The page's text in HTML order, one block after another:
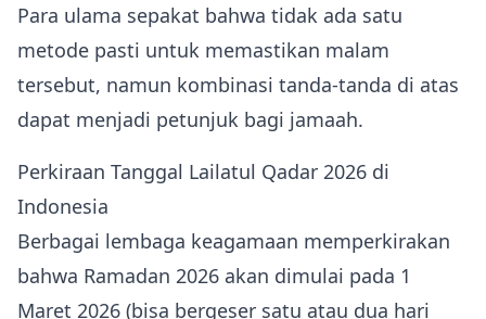
Para ulama sepakat bahwa tidak ada satu
metode pasti untuk memastikan malam
tersebut, namun kombinasi tanda‑tanda di atas
dapat menjadi petunjuk bagi jamaah.
Perkiraan Tanggal Lailatul Qadar 2026 di
Indonesia
Berbagai lembaga keagamaan memperkirakan
bahwa Ramadan 2026 akan dimulai pada 1
Maret 2026 (bisa bergeser satu atau dua hari